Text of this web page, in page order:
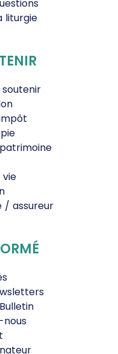
liturgie
vie
/ assureur
nous